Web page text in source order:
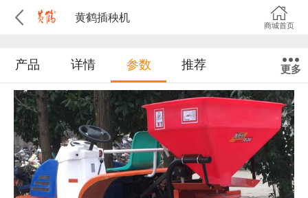
黄鹤插秧机
商城首页
产品 详情 参数 推荐 更多